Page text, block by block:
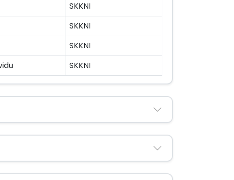
SKKNI
SKKNI
SKKNI
SKKNI